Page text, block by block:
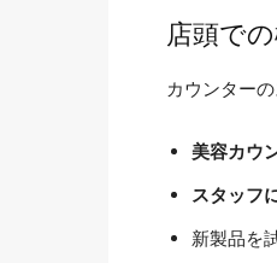
店頭で
カウンター
美容カウ
スタッフ
新製品を